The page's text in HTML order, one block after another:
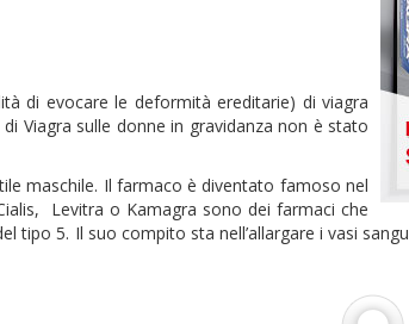
di evocare le deformità ereditarie) di viagra
Viagra sulle donne in gravidanza non è stato
maschile. Il farmaco è diventato famoso nel
Levitra o Kamagra sono dei farmaci che
5. Il suo compito sta nell’allargare i vasi